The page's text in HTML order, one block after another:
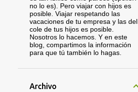
no lo es). Pero viajar con hijos es
posible. Viajar respetando las
vacaciones de tu empresa y las del
cole de tus hijos es posible.
Nosotros lo hacemos. Y en este
blog, compartimos la información
para que tú también lo hagas.
Archivo